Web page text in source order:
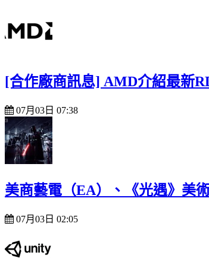
[合作廠商訊息] AMD介紹最新
07月03日 07:38
美商藝電（EA）、《光遇》美
07月03日 02:05